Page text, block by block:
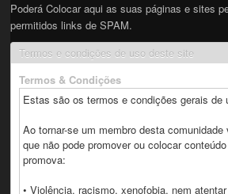
Poderá Colocar aqui as suas páginas e sites
permitidos links de SPAM.
Termos e condições de uso deste site
Termos & Condições